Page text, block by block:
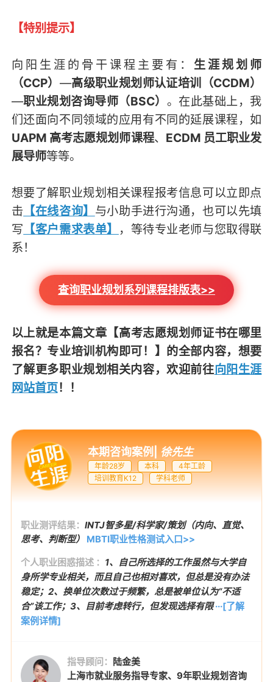
【特别提示】
向阳生涯的骨干课程主要有： 生涯规划师
（CCP） —高级职业规划师认证培训（CCDM）
—职业规划咨询导师（BSC） 。在此基础上，我
们还面向不同领域的应用有不同的延展课程，如
UAPM 高考志愿规划师课程、 ECDM 员工职业发
展导师等等。
想要了解职业规划相关课程报考信息可以立即点
击 【在线咨询】 与小助手进行沟通，也可以先填
写 【客户需求表单】
，等待专业老师与您取得联
系！
查询职业规划系列课程排版表>>
以上就是本篇文章 【高考志愿规划师证书在哪里
报名？专业培训机构即可！】 的全部内容，想要
了解更多职业规划相关内容，欢迎前往向阳生涯
网站首页！！
本期咨询案例 徐先生
年龄28岁 本科
4年工龄
培训教育K12
学科老师
职业测评结果： INTJ智多星/科学家/策划（内向、直觉、
思考、判断型）
MBTI职业性格测试入口>>
个人职业困惑描述 ： 1、自己所选择的工作虽然与大学自
身所学专业相关，而且自己也相对喜欢，但总是没有办法
稳定；2、换单位次数过于频繁，总是被单位认为“不适
合”该工作；3、目前考虑转行，但发现选择有限 ···[了解
案例详情]
指导顾问： 陆金美
上海市就业服务指导专家、9年职业规划咨询